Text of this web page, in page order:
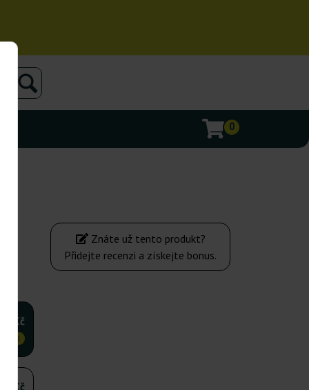
0
90Kč
240Kč
Znáte už tento produkt?
Přidejte recenzi a získejte bonus.